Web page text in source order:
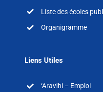
Liste des écoles
Organigramme
Liens Utiles
‘Aravihi – Emploi